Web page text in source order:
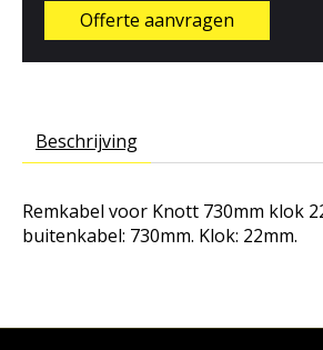
Offerte aanvragen
Beschrijving
Remkabel voor Knott 730mm klok
buitenkabel: 730mm. Klok: 22mm.